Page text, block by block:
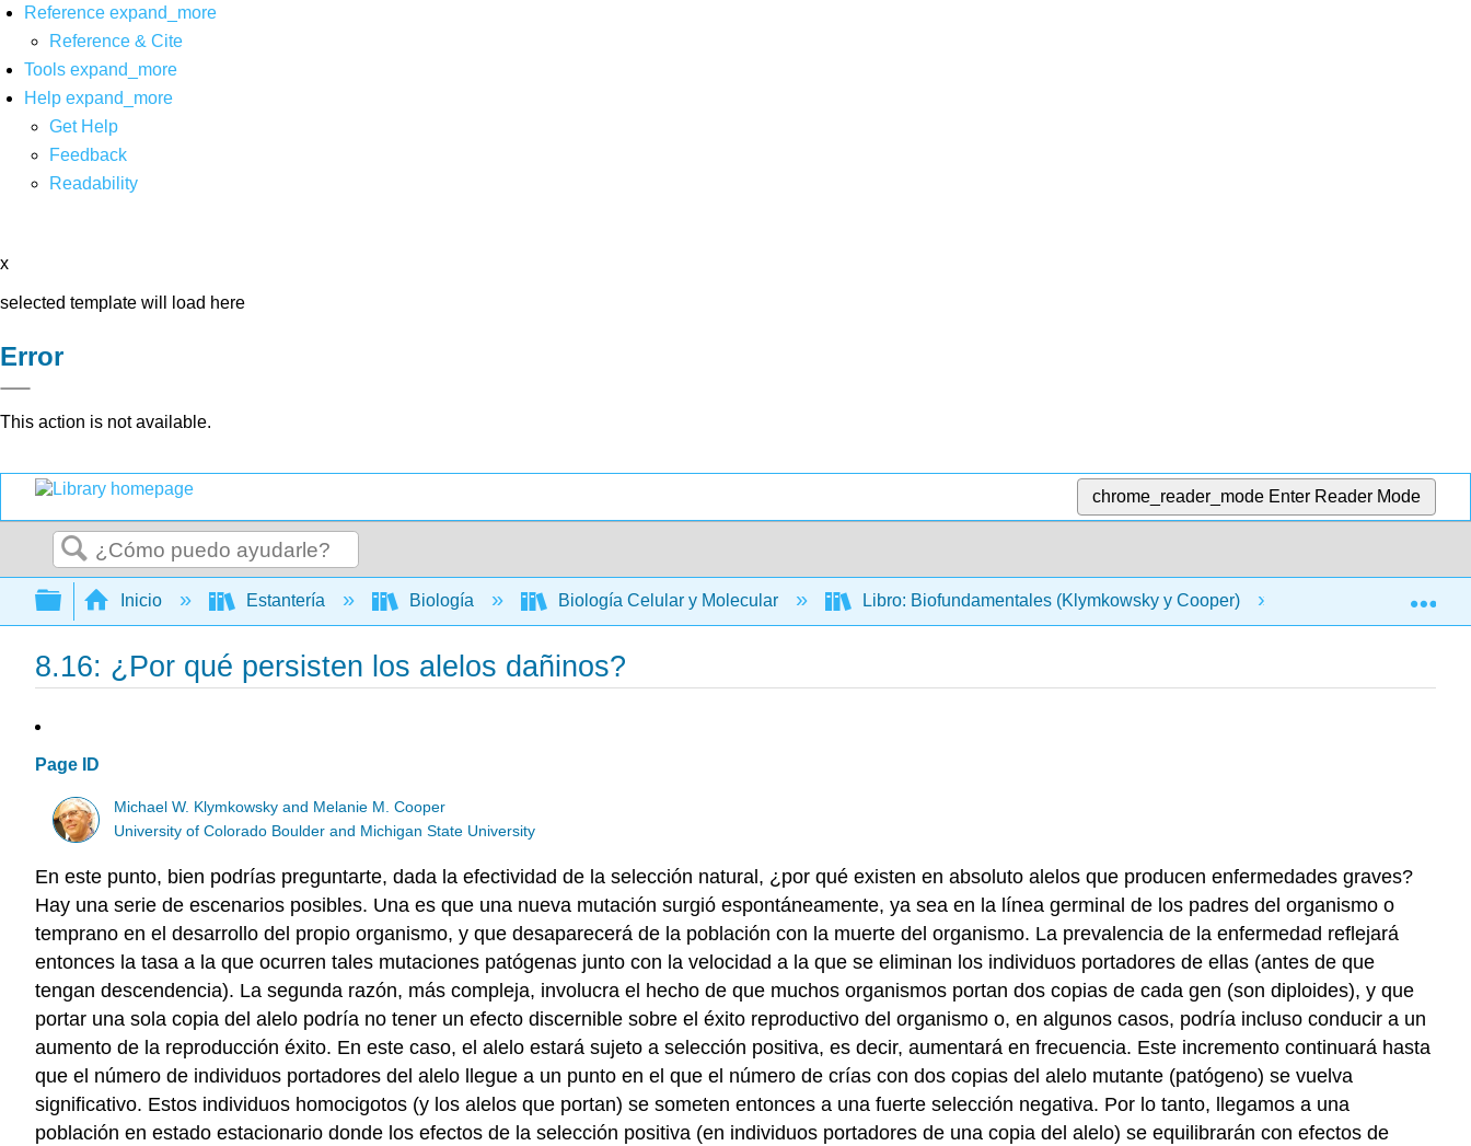
Reference expand_more
Reference & Cite
Tools expand_more
Help expand_more
Get Help
Feedback
Readability
x
selected template will load here
Error
This action is not available.
chrome_reader_mode Enter Reader Mode
Buscar
Expandir/contraer jerarquía global
Inicio Estantería Biología Biología Celular y Molecular Libro: Biofundamentales (Klymkowsky y Cooper) 8: enlaces
8.16: ¿Por qué persisten los alelos dañinos?
Page ID
Michael W. Klymkowsky and Melanie M. Cooper
University of Colorado Boulder and Michigan State University
En este punto, bien podrías preguntarte, dada la efectividad de la selección natural, ¿por qué existen en absoluto alelos que producen enfermedades graves?
Hay una serie de escenarios posibles. Una es que una nueva mutación surgió espontáneamente, ya sea en la línea germinal de los padres del organismo o
temprano en el desarrollo del propio organismo, y que desaparecerá de la población con la muerte del organismo. La prevalencia de la enfermedad reflejará
entonces la tasa a la que ocurren tales mutaciones patógenas junto con la velocidad a la que se eliminan los individuos portadores de ellas (antes de que
tengan descendencia). La segunda razón, más compleja, involucra el hecho de que muchos organismos portan dos copias de cada gen (son diploides), y que
portar una sola copia del alelo podría no tener un efecto discernible sobre el éxito reproductivo del organismo o, en algunos casos, podría incluso conducir a un
aumento de la reproducción éxito. En este caso, el alelo estará sujeto a selección positiva, es decir, aumentará en frecuencia. Este incremento continuará hasta
que el número de individuos portadores del alelo llegue a un punto en el que el número de crías con dos copias del alelo mutante (patógeno) se vuelva
significativo. Estos individuos homocigotos (y los alelos que portan) se someten entonces a una fuerte selección negativa. Por lo tanto, llegamos a una
población en estado estacionario donde los efectos de la selección positiva (en individuos portadores de una copia del alelo) se equilibrarán con efectos de